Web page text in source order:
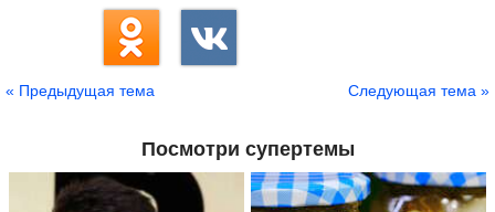
« Предыдущая тема Следующая тема »
Посмотри супертемы